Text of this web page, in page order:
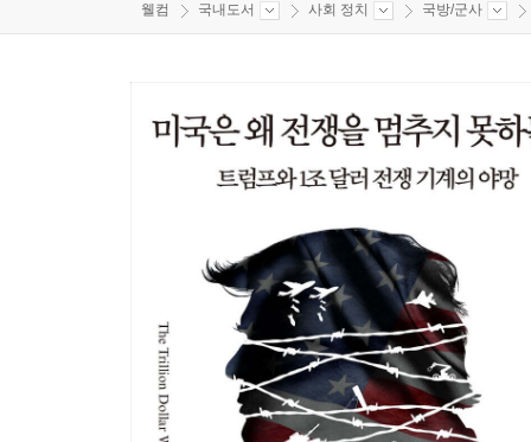
웰컴 국내도서 사회 정치 국방/군사